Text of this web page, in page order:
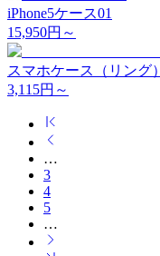
iPhone5ケース01
15,950円～
スマホケース（リング）
3,115円～
…
3
4
5
…